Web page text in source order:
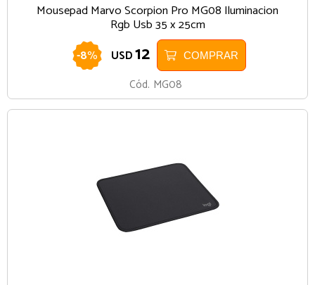
Mousepad Marvo Scorpion Pro MG08 Iluminacion
Rgb Usb 35 x 25cm
-8% USD12 COMPRAR
Cód. MG08